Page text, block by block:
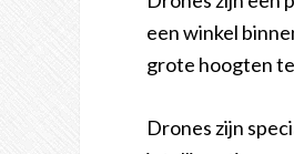
een winkel
grote hoogten
Drones zijn